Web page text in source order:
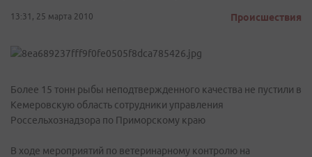
13:31, 25 марта 2010 Происшествия
Более 15 тонн рыбы неподтвержденного качества не пустили в
Кемеровскую область сотрудники управления
Россельхознадзора по Приморскому краю
В ходе мероприятий по ветеринарному контролю на